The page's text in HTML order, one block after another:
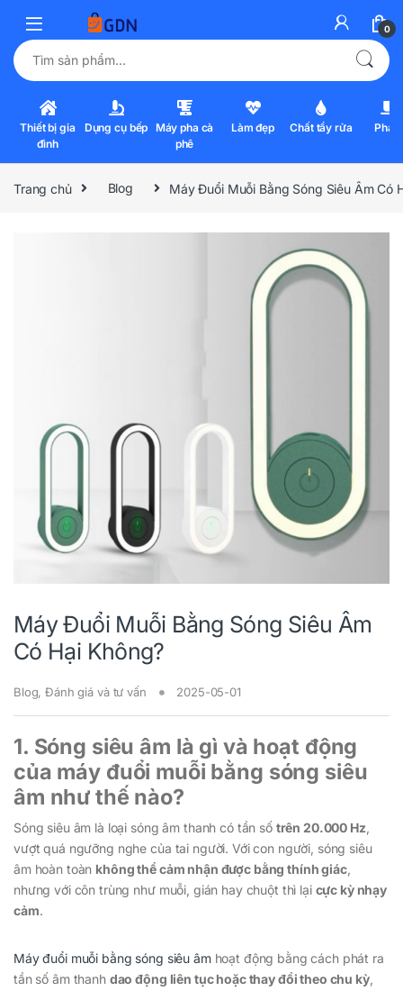
0
Tìm kiếm:
Thiết bị gia
đình
Dụng cụ bếp Máy pha cà
phê
Làm đẹp Chất tẩy rửa Pha
Trang chủ Blog Máy Đuổi Muỗi Bằng Sóng Siêu Âm Có
Máy Đuổi Muỗi Bằng Sóng Siêu Âm
Có Hại Không?
Blog,Đánh giá và tư vấn 2025-05-01
1. Sóng siêu âm là gì và hoạt động
của máy đuổi muỗi bằng sóng siêu
âm như thế nào?
Sóng siêu âm là loại sóng âm thanh có tần số trên 20.000 Hz,
vượt quá ngưỡng nghe của tai người. Với con người, sóng siêu
âm hoàn toàn không thể cảm nhận được bằng thính giác,
nhưng với côn trùng như muỗi, gián hay chuột thì lại cực kỳ nhạy
cảm.
Máy đuổi muỗi bằng sóng siêu âmhoạt động bằng cách phát ra
tần số âm thanh dao động liên tục hoặc thay đổi theo chu kỳ,